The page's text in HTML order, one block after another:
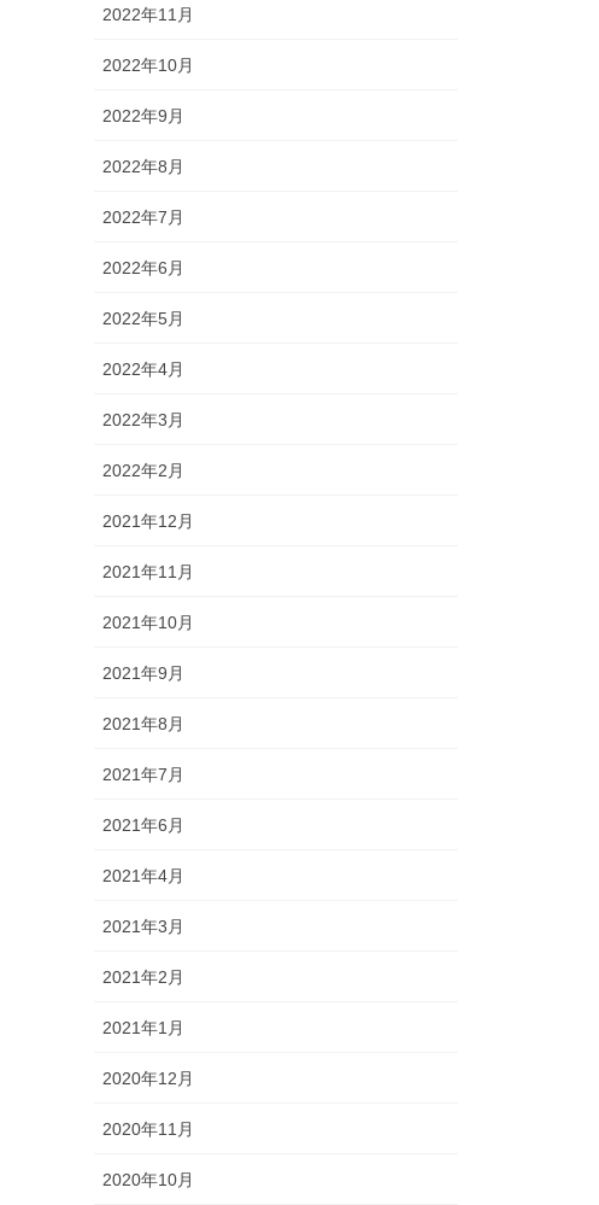
2022年11月
2022年10月
2022年9月
2022年8月
2022年7月
2022年6月
2022年5月
2022年4月
2022年3月
2022年2月
2021年12月
2021年11月
2021年10月
2021年9月
2021年8月
2021年7月
2021年6月
2021年4月
2021年3月
2021年2月
2021年1月
2020年12月
2020年11月
2020年10月